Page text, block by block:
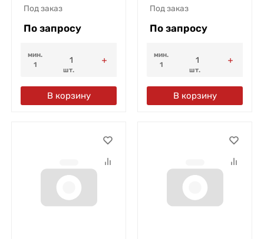
Под заказ
По запросу
мин.
1
шт.
В корзину
Под заказ
По запросу
мин.
1
шт.
В корзину